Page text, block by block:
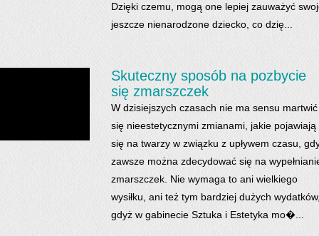
Dzięki czemu, mogą one lepiej zauważyć
jeszcze nienarodzone dziecko, co dzię...
Skuteczny sposób na pozbycie
się zmarszczek
W dzisiejszych czasach nie ma sensu martwić
się nieestetycznymi zmianami, jakie pojawiają
się na twarzy w związku z upływem czasu,
zawsze można zdecydować się na
zmarszczek. Nie wymaga to ani wielkiego
wysiłku, ani też tym bardziej dużych
gdyż w gabinecie Sztuka i Estetyka mo�...